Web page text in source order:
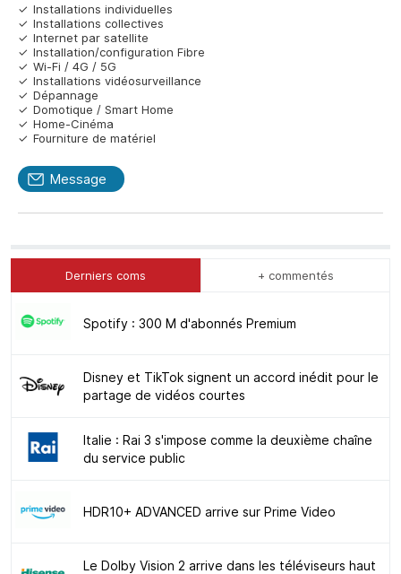
Installations individuelles
Installations collectives
Internet par satellite
Installation/configuration Fibre
Wi-Fi / 4G / 5G
Installations vidéosurveillance
Dépannage
Domotique / Smart Home
Home-Cinéma
Fourniture de matériel
Message
Derniers coms + commentés
Spotify : 300 M d'abonnés Premium
Disney et TikTok signent un accord inédit pour le
partage de vidéos courtes
Italie : Rai 3 s'impose comme la deuxième chaîne
du service public
HDR10+ ADVANCED arrive sur Prime Video
Le Dolby Vision 2 arrive dans les téléviseurs haut